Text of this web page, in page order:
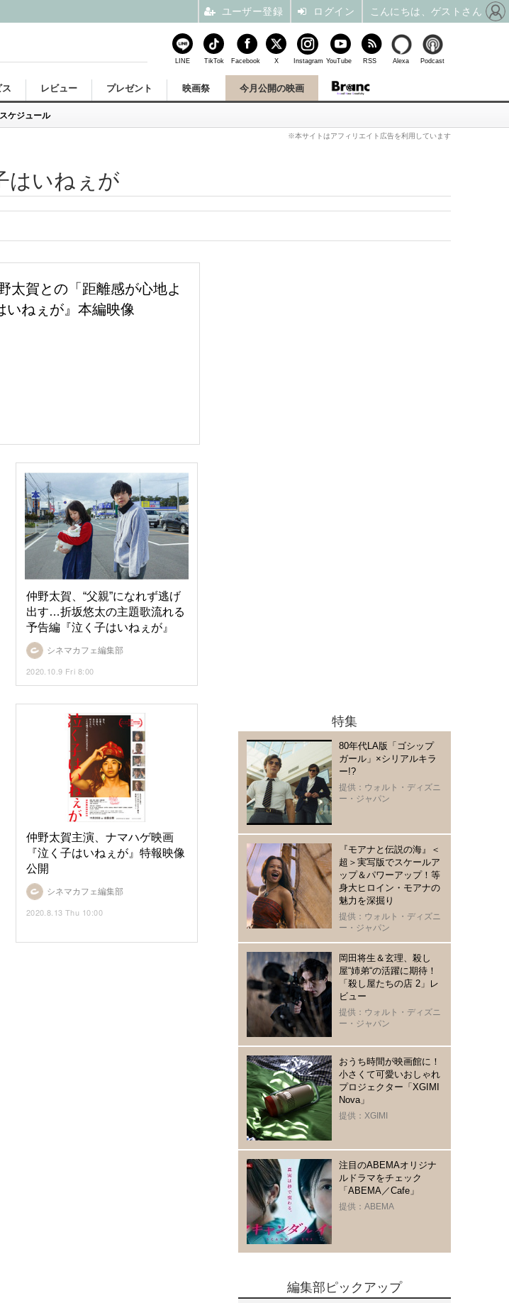
ケジュール
レビュー プレゼント 映画祭 今月公開の映画
※本サイトはアフィリエイト広告を利用しています
はいねぇが
太賀との「距離感が心地よ
いねぇが』本編映像
シネマカフェ編集部
仲野太賀、“父親”になれず逃げ
出す…折坂悠太の主題歌流れる
予告編『泣く子はいねぇが』
2020.10.9 Fri 8:00
シネマカフェ編集部
仲野太賀主演、ナマハゲ映画
『泣く子はいねぇが』特報映像
公開
2020.8.13 Thu 10:00
特集
80年代LA版「ゴシップ
ガール」×シリアルキラ
ー!?
提供：ウォルト・ディズニ
ー・ジャパン
『モアナと伝説の海』＜
超＞実写版でスケールア
ップ＆パワーアップ！等
身大ヒロイン・モアナの
魅力を深掘り
提供：ウォルト・ディズニ
ー・ジャパン
岡田将生＆玄理、殺し
屋“姉弟“の活躍に期待！
「殺し屋たちの店 2」レ
ビュー
提供：ウォルト・ディズニ
ー・ジャパン
おうち時間が映画館に！
小さくて可愛いおしゃれ
プロジェクター「XGIMI
Nova」
提供：XGIMI
注目のABEMAオリジナ
ルドラマをチェック
「ABEMA／Cafe」
提供：ABEMA
編集部ピックアップ
LINE TikTok Facebook X Instagram YouTube RSS Alexa Podcast
ユーザー登録 ログイン こんにちは、ゲストさん